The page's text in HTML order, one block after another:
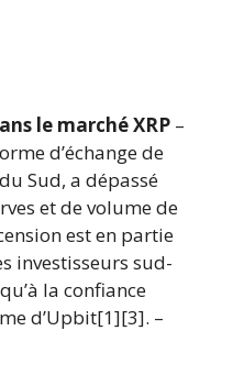
le marché XRP –
d’échange de
Sud, a dépassé
et de volume de
est en partie
investisseurs sud-
la confiance
d’Upbit[1][3]. –